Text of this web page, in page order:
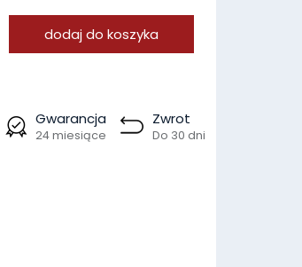
dodaj do koszyka
Gwarancja
24 miesiące
Zwrot
Do 30 dni